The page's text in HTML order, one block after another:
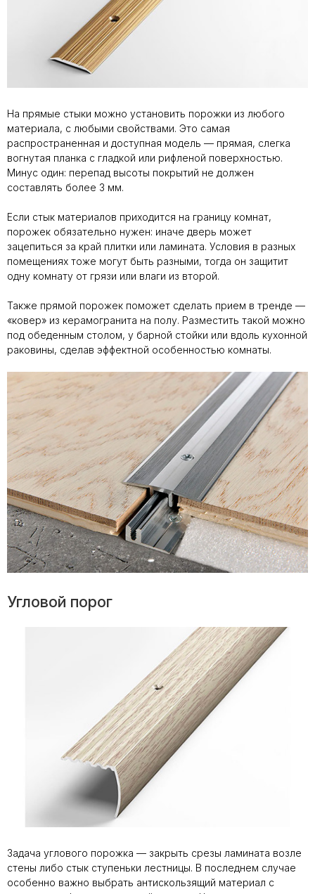
На прямые стыки можно установить порожки из любого
материала, с любыми свойствами. Это самая
распространенная и доступная модель — прямая, слегка
вогнутая планка с гладкой или рифленой поверхностью.
Минус один: перепад высоты покрытий не должен
составлять более 3 мм.
Если стык материалов приходится на границу комнат,
порожек обязательно нужен: иначе дверь может
зацепиться за край плитки или ламината. Условия в разных
помещениях тоже могут быть разными, тогда он защитит
одну комнату от грязи или влаги из второй.
Также прямой порожек поможет сделать прием в тренде —
«ковер» из керамогранита на полу. Разместить такой можно
под обеденным столом, у барной стойки или вдоль кухонной
раковины, сделав эффектной особенностью комнаты.
Угловой порог
Задача углового порожка — закрыть срезы ламината возле
стены либо стык ступеньки лестницы. В последнем случае
особенно важно выбрать антискользящий материал с